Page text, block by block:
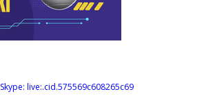
Skype: live:.cid.575569c608265c69